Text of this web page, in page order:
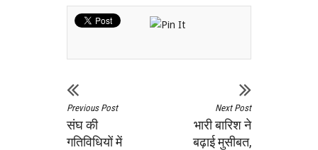
Previous Post
संघ की
गतिविधियों में
Next Post
भारी बारिश ने
बढ़ाई मुसीबत,